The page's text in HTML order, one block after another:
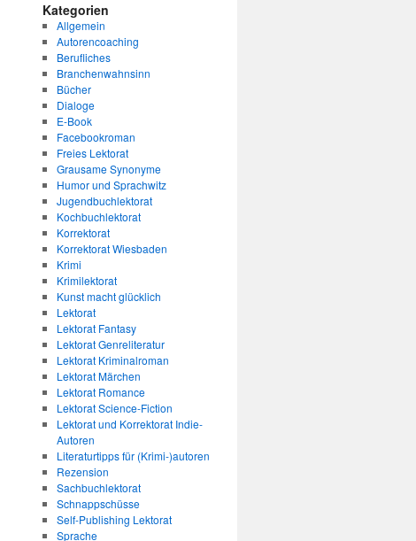
Kategorien
Allgemein
Autorencoaching
Berufliches
Branchenwahnsinn
Bücher
Dialoge
E-Book
Facebookroman
Freies Lektorat
Grausame Synonyme
Humor und Sprachwitz
Jugendbuchlektorat
Kochbuchlektorat
Korrektorat
Korrektorat Wiesbaden
Krimi
Krimilektorat
Kunst macht glücklich
Lektorat
Lektorat Fantasy
Lektorat Genreliteratur
Lektorat Kriminalroman
Lektorat Märchen
Lektorat Romance
Lektorat Science-Fiction
Lektorat und Korrektorat Indie-
Autoren
Literaturtipps für (Krimi-)autoren
Rezension
Sachbuchlektorat
Schnappschüsse
Self-Publishing Lektorat
Sprache